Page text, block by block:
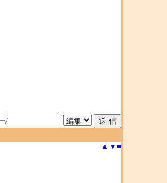
/
▲ ▼ ■